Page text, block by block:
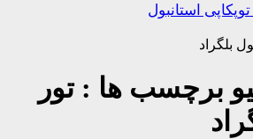
استانبول
برچسب ها :تور